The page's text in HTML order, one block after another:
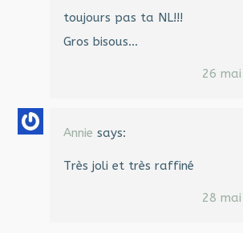
toujours pas ta NL!!!
Gros bisous…
26
Annie says:
Très joli et très raffiné
28